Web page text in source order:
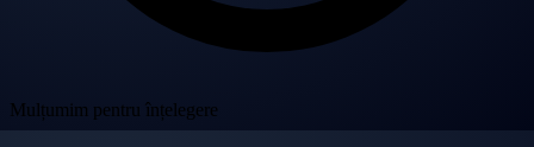
Mulțumim pentru înțelegere